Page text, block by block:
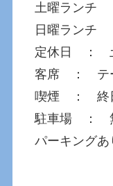
土曜ランチ
日曜ランチ
定休日 ：
客席 ： テ
喫煙 ： 終
駐車場 ：
パーキングあ